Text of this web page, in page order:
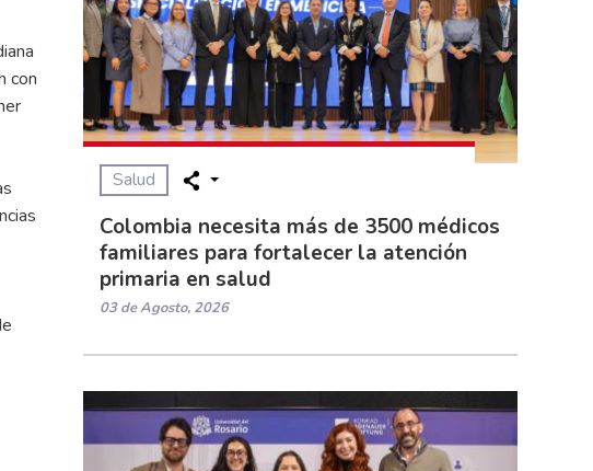
con
Salud
Colombia necesita más de 3500 médicos
familiares para fortalecer la atención
primaria en salud
03 de Agosto, 2026